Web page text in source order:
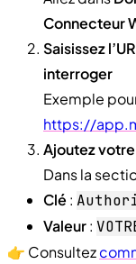
Connecteur
Saisissez
interroger
Exemple
https://
Ajoutez
Dans la
Clé :
Valeur:
👉 Consultez